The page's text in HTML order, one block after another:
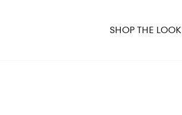
SHOP THE LOOK